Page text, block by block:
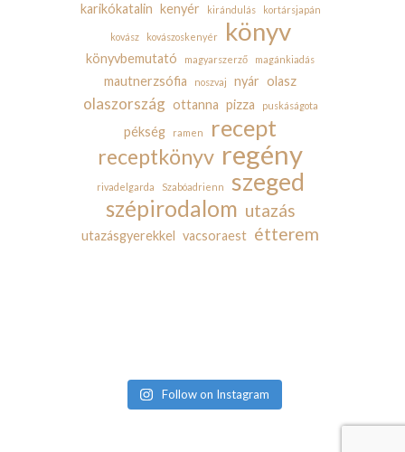
karikókatalin kenyér kirándulás kortársjapán
kovász kovászoskenyér könyv
könyvbemutató magyarszerző magánkiadás
mautnerzsófia noszvaj nyár olasz
olaszország ottanna pizza puskáságota
pékség ramen recept
receptkönyv regény
rivadelgarda Szabóadrienn szeged
szépirodalom utazás
utazásgyerekkel vacsoraest étterem
Follow on Instagram